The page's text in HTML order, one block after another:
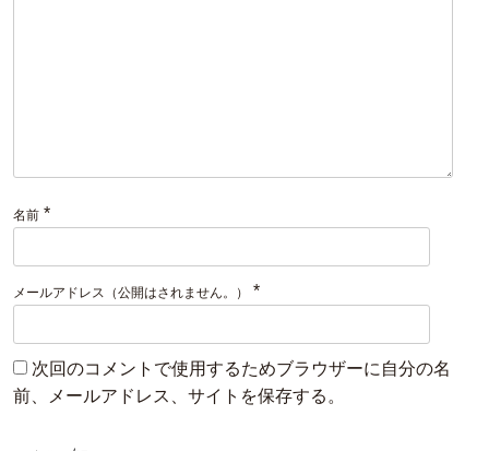
名前 *
メールアドレス（公開はされません。） *
次回のコメントで使用するためブラウザーに自分の名
前、メールアドレス、サイトを保存する。